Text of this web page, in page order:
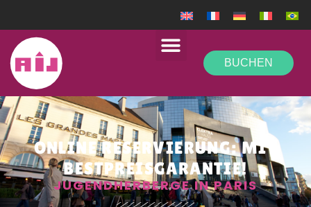
BUCHEN
ONLINE RESERVIERUNG: MIT
BESTPREISGARANTIE!
JUGENDHERBERGE IN PARIS